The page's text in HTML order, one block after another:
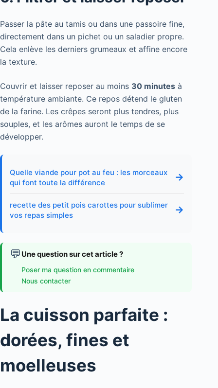
Passer la pâte au tamis ou dans une passoire fine,
directement dans un pichet ou un saladier propre.
Cela enlève les derniers grumeaux et affine encore
la texture.
Couvrir et laisser reposer au moins 30 minutes à
température ambiante. Ce repos détend le gluten
de la farine. Les crêpes seront plus tendres, plus
souples, et les arômes auront le temps de se
développer.
Quelle viande pour pot au feu : les morceaux
qui font toute la différence
→
recette des petit pois carottes pour sublimer
vos repas simples
→
💬 Une question sur cet article ?
Poser ma question en commentaire
Nous contacter
La cuisson parfaite :
dorées, fines et
moelleuses